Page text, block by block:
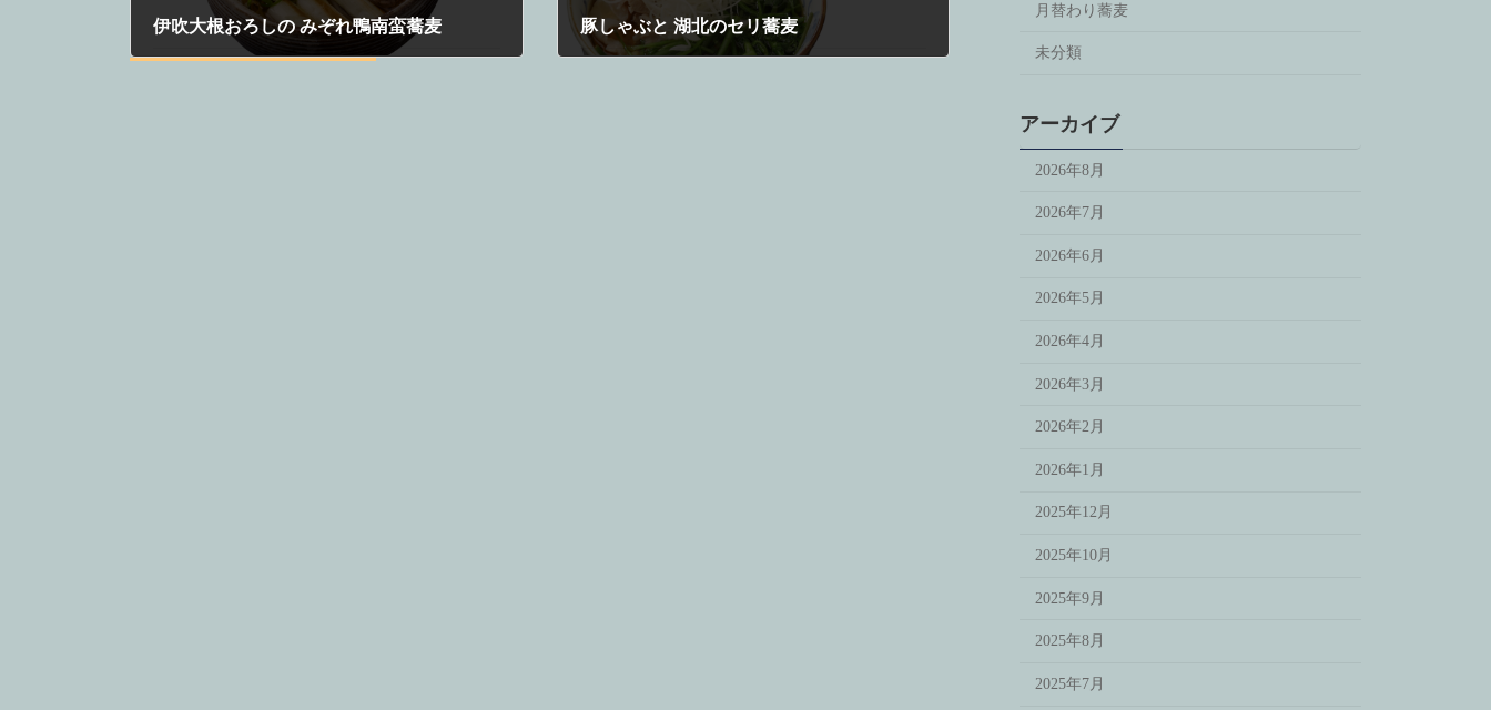
伊吹大根おろしの みぞれ鴨南蛮蕎麦 豚しゃぶと 湖北のセリ蕎麦
月替わり蕎麦
未分類
アーカイブ
2026年8月
2026年7月
2026年6月
2026年5月
2026年4月
2026年3月
2026年2月
2026年1月
2025年12月
2025年10月
2025年9月
2025年8月
2025年7月